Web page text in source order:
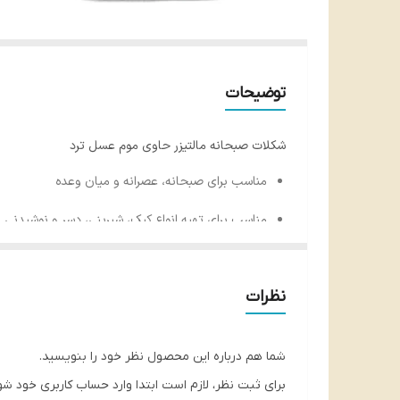
توضیحات
شکلات صبحانه مالتیزر حاوی موم عسل ترد
مناسب برای صبحانه، عصرانه و میان وعده
مناسب برای تهیه انواع کیک، شیرینی، دسر و نوشیدنی
ترکیب شکلات و شکلات کاراملی
بدون رنگ مصنوعی
نظرات
شما هم درباره این محصول نظر خود را بنویسید.
برای ثبت نظر، لازم است ابتدا وارد حساب کاربری خود